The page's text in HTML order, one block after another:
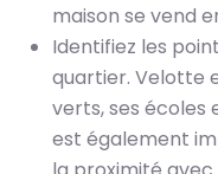
maison se vend
Identifiez les
quartier. Velotte
verts, ses écoles
est également